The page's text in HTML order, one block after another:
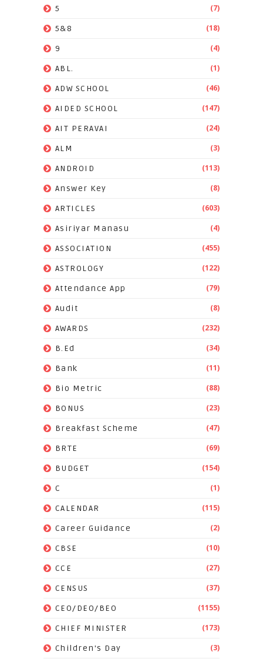
5 (7)
5&8 (18)
9 (4)
ABL. (1)
ADW SCHOOL (46)
AIDED SCHOOL (147)
AIT PERAVAI (24)
ALM (3)
ANDROID (113)
Answer Key (8)
ARTICLES (603)
Asiriyar Manasu (4)
ASSOCIATION (455)
ASTROLOGY (122)
Attendance App (79)
Audit (8)
AWARDS (232)
B.Ed (34)
Bank (11)
Bio Metric (88)
BONUS (23)
Breakfast Scheme (47)
BRTE (69)
BUDGET (154)
C (1)
CALENDAR (115)
Career Guidance (2)
CBSE (10)
CCE (27)
CENSUS (37)
CEO/DEO/BEO (1155)
CHIEF MINISTER (173)
Children's Day (3)